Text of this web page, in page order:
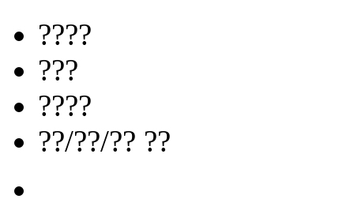
????
???
????
??/??/?? ??